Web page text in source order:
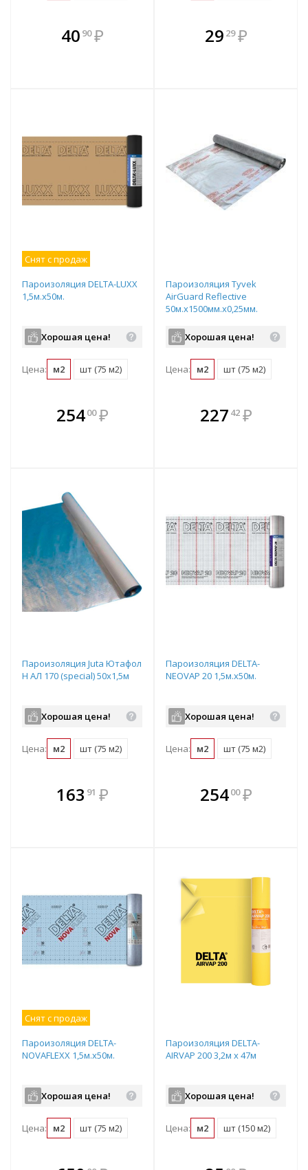
40 90 ₽
В комплекте
всегда выгоднее!
В комплекте
всегда выгоднее!
29 29 ₽
Снят с продаж
Пароизоляция DELTA-LUXX
1,5м.х50м.
Хорошая цена!
Цена: м2 шт (75 м2)
25400 ₽
В комплекте
всегда выгоднее!
Пароизоляция Tyvek
AirGuard Reflective
50м.х1500мм.х0,25мм.
Хорошая цена!
Цена: м2 шт (75 м2)
В комплекте
всегда выгоднее!
227 42 ₽
Пароизоляция Juta Ютафол
Н АЛ 170 (special) 50х1,5м
Хорошая цена!
Цена: м2 шт (75 м2)
163 91 ₽
В комплекте
всегда выгоднее!
Пароизоляция DELTA-
NEOVAP 20 1,5м.х50м.
Хорошая цена!
Цена: м2 шт (75 м2)
В комплекте
всегда выгоднее!
25400 ₽
Снят с продаж
Пароизоляция DELTA-
NOVAFLEXX 1,5м.х50м.
Хорошая цена!
Цена: м2 шт (75 м2)
Пароизоляция DELTA-
AIRVAP 200 3,2м х 47м
Хорошая цена!
Цена: м2 шт (150 м2)